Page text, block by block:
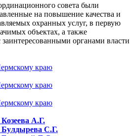
совета были
на повышение качества и
охранных услуг, в первую
объектах, а также
органами власти
А.Г.
Булдырева С.Г.